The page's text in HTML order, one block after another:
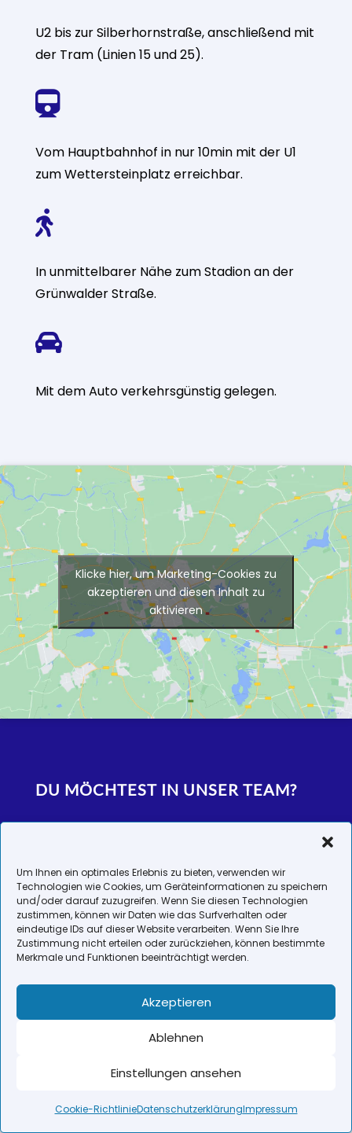
Um Ihnen ein optimales Erlebnis zu bieten, verwenden wir
Technologien wie Cookies, um Geräteinformationen zu speichern
und/oder darauf zuzugreifen. Wenn Sie diesen Technologien
zustimmen, können wir Daten wie das Surfverhalten oder
eindeutige IDs auf dieser Website verarbeiten. Wenn Sie Ihre
Zustimmung nicht erteilen oder zurückziehen, können bestimmte
Merkmale und Funktionen beeinträchtigt werden.
Akzeptieren
Ablehnen
Einstellungen ansehen
Cookie-RichtlinieDatenschutzerklärungImpressum
U2 bis zur Silberhornstraße, anschließend mit
der Tram (Linien 15 und 25).

Vom Hauptbahnhof in nur 10min mit der U1
zum Wettersteinplatz erreichbar.

In unmittelbarer Nähe zum Stadion an der
Grünwalder Straße.

Mit dem Auto verkehrsgünstig gelegen.
Klicke hier, um Marketing-Cookies zu
akzeptieren und diesen Inhalt zu
aktivieren
DU MÖCHTEST IN UNSER TEAM?
Bewirb dich jetzt bei uns und unterstütze das
Team.
Rezeptionskraft (m, w, d)
Physiotherapeut/in (m, w, d)